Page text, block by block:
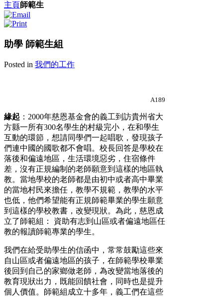
主頁師範生
助學 師範生組
Posted in 我們的工作
A189
緣起 ：2000年慈恩基金會的義工到訪貴州省大
方縣一所有300名學生的村級完小，在和學生
互動的環節，想請同學們一起唱歌，發現孩子
們連中國的國歌都不會唱。校長回答是學校在
落後和偏遠地區，生活環境惡劣，住宿條件
差，沒有正規編制的老師願意到這樣的地區執
教。當地學校的老師都是由初中或者高中畢業
的當地村民來擔任，教學不規範，教學的水平
也低，他們希望能有正規師範畢業的學生願意
到這樣的學校教書，改變現狀。為此，慈恩成
立了師範組： 資助有志到山區或者偏遠地區任
教的報讀師範專業的學生。
我們在給受助學生的信函中，常常鼓勵這些來
自山區或者偏遠地區的孩子，在師範學校畢業
後回到自己的家鄉做老師，為改變當地落後的
教育現狀出力，既能回饋社會，同時也是提升
個人價值。師範組成立十多年，義工們在這些